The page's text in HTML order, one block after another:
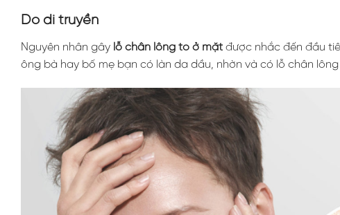
Do di truyền
Nguyên nhân gây lỗ chân lông to ở mặt được nhắc đến đầu
ông bà hay bố mẹ bạn có làn da dầu, nhờn và có lỗ chân